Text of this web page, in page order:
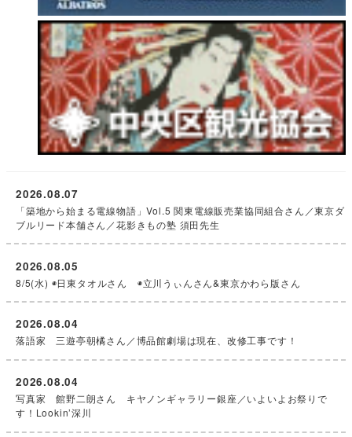
「築地から始まる電線物語」Vol.5 関東電線販売業協同組合さん／東京ダ
ブルリード本舗さん／花影きもの塾 須田先生
2026.08.07
8/5(水) ◉日東タオルさん ◉立川うぃんさん&東京かわら版さん
2026.08.05
落語家 三遊亭朝橘さん／博品館劇場は現在、改修工事です！
2026.08.04
写真家 館野二朗さん キヤノンギャラリー銀座／いよいよお祭りで
す！Lookin’深川
2026.08.04